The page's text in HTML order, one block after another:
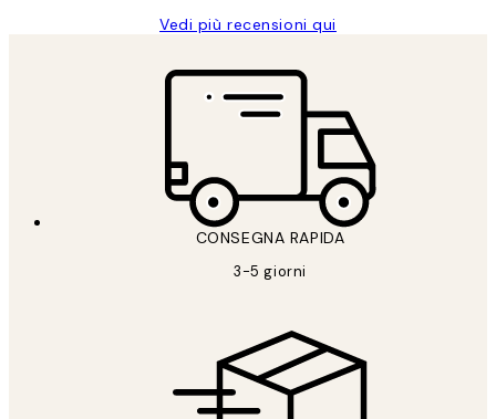
Vedi più recensioni qui
CONSEGNA RAPIDA
3-5 giorni